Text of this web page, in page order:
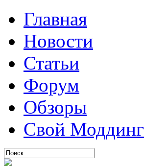
Главная
Новости
Статьи
Форум
Обзоры
Свой Моддинг